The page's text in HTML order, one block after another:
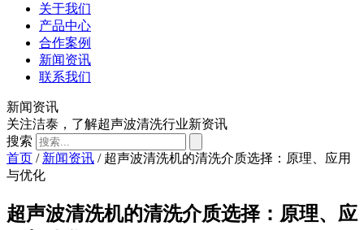
关于我们
产品中心
合作案例
新闻资讯
联系我们
新闻资讯
关注洁泰，了解超声波清洗行业新资讯
搜索
首页 / 新闻资讯 / 超声波清洗机的清洗介质选择：原理、应用
与优化
超声波清洗机的清洗介质选择：原理、应